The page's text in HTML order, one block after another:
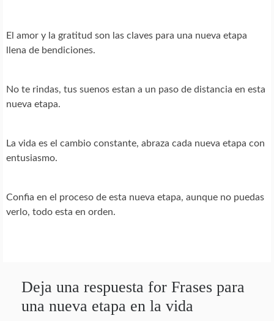
El amor y la gratitud son las claves para una nueva etapa
llena de bendiciones.
No te rindas, tus suenos estan a un paso de distancia en esta
nueva etapa.
La vida es el cambio constante, abraza cada nueva etapa con
entusiasmo.
Confia en el proceso de esta nueva etapa, aunque no puedas
verlo, todo esta en orden.
Deja una respuesta for Frases para
una nueva etapa en la vida